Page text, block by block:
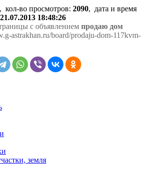
, кол-во просмотров: 2090, дата и время
21.07.2013 18:48:26
с объявлением продаю дом
astrakhan.ru/board/prodaju-dom-117kvm-
земля